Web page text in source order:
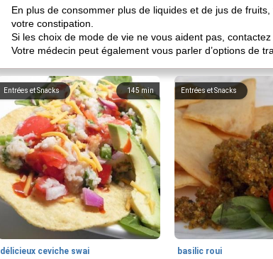
En plus de consommer plus de liquides et de jus de
votre constipation.
Si les choix de mode de vie ne vous aident pas,
Votre médecin peut également vous parler d’options de
145 min
Entrées et Snacks
délicieux ceviche swai
Entrées et Snacks
basilic roui